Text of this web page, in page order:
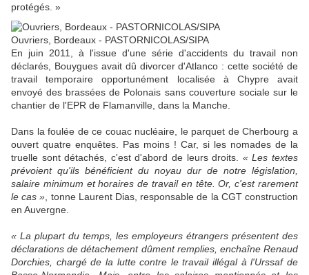
protégés. »
Ouvriers, Bordeaux - PASTORNICOLAS/SIPA
En juin 2011, à l'issue d'une série d'accidents du travail non
déclarés, Bouygues avait dû divorcer d'Atlanco : cette société de
travail temporaire opportunément localisée à Chypre avait
envoyé des brassées de Polonais sans couverture sociale sur le
chantier de l'EPR de Flamanville, dans la Manche.
Dans la foulée de ce couac nucléaire, le parquet de Cherbourg a
ouvert quatre enquêtes. Pas moins ! Car, si les nomades de la
truelle sont détachés, c'est d'abord de leurs droits. « Les textes
prévoient qu'ils bénéficient du noyau dur de notre législation,
salaire minimum et horaires de travail en tête. Or, c'est rarement
le cas » , tonne Laurent Dias, responsable de la CGT construction
en Auvergne.
« La plupart du temps, les employeurs étrangers présentent des
déclarations de détachement dûment remplies, enchaîne Renaud
Dorchies, chargé de la lutte contre le travail illégal à l'Urssaf de